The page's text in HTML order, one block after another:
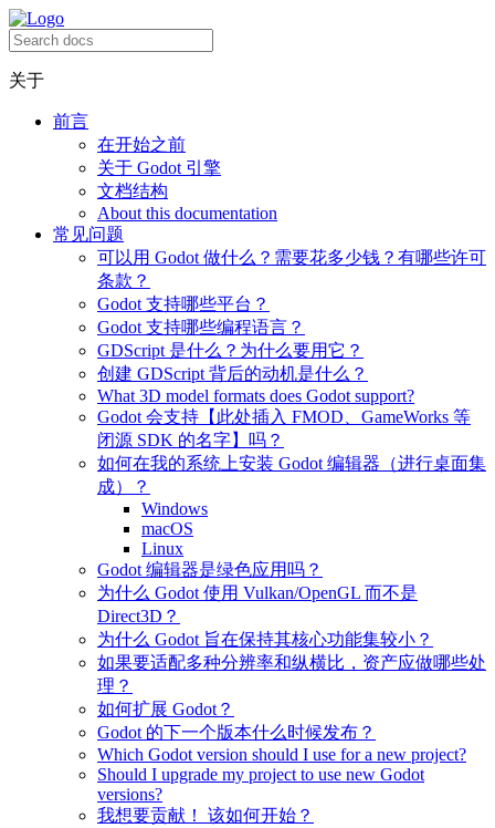
关于
前言
在开始之前
关于 Godot 引擎
文档结构
About this documentation
常见问题
可以用 Godot 做什么？需要花多少钱？有哪些许可
条款？
Godot 支持哪些平台？
Godot 支持哪些编程语言？
GDScript 是什么？为什么要用它？
创建 GDScript 背后的动机是什么？
What 3D model formats does Godot support?
Godot 会支持【此处插入 FMOD、GameWorks 等
闭源 SDK 的名字】吗？
如何在我的系统上安装 Godot 编辑器（进行桌面集
成）？
Windows
macOS
Linux
Godot 编辑器是绿色应用吗？
为什么 Godot 使用 Vulkan/OpenGL 而不是
Direct3D？
为什么 Godot 旨在保持其核心功能集较小？
如果要适配多种分辨率和纵横比，资产应做哪些处
理？
如何扩展 Godot？
Godot 的下一个版本什么时候发布？
Which Godot version should I use for a new project?
Should I upgrade my project to use new Godot
versions?
我想要贡献！ 该如何开始？